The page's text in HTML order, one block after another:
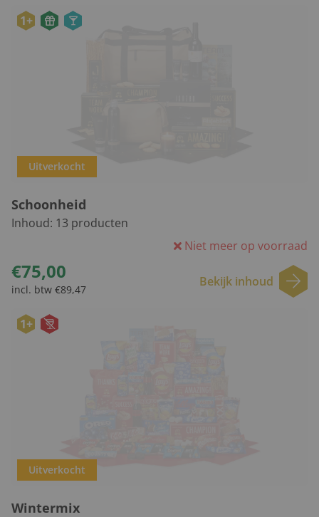
1+
Uitverkocht
Schoonheid
Inhoud: 13 producten
Niet meer op voorraad
€75,00
incl. btw €89,47
Bekijk inhoud
1+
Uitverkocht
Wintermix